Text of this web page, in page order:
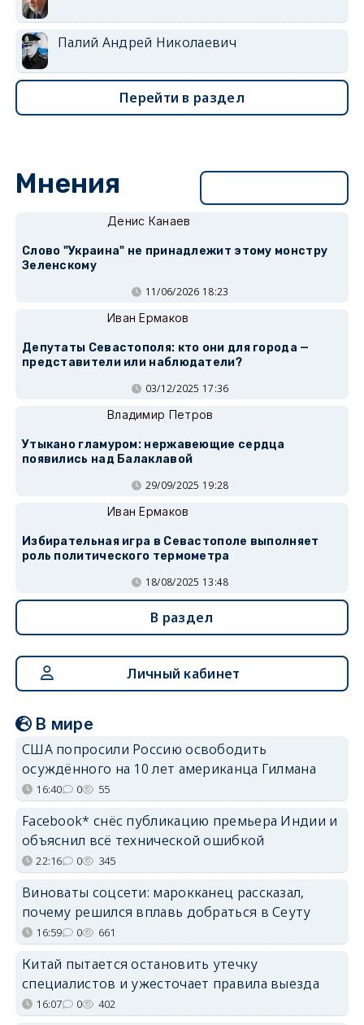
Палий Андрей Николаевич
Перейти в раздел
Мнения
Денис Канаев
Слово "Украина" не принадлежит этому монстру
Зеленскому
11/06/2026 18:23
Иван Ермаков
Депутаты Севастополя: кто они для города —
представители или наблюдатели?
03/12/2025 17:36
Владимир Петров
Утыкано гламуром: нержавеющие сердца
появились над Балаклавой
29/09/2025 19:28
Иван Ермаков
Избирательная игра в Севастополе выполняет
роль политического термометра
18/08/2025 13:48
В раздел
Личный кабинет
В мире
США попросили Россию освободить
осуждённого на 10 лет американца Гилмана
16:40 0 55
Facebook* снёс публикацию премьера Индии и
объяснил всё технической ошибкой
22:16 0 345
Виноваты соцсети: марокканец рассказал,
почему решился вплавь добраться в Сеуту
16:59 0 661
Китай пытается остановить утечку
специалистов и ужесточает правила выезда
16:07 0 402